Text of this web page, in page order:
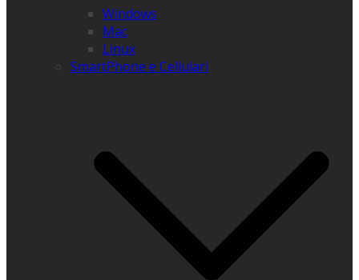
Windows
Mac
Linux
SmartPhone e Cellulari